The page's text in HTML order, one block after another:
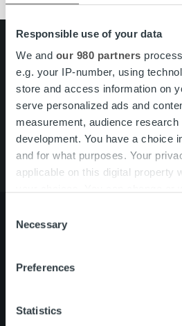
Responsible use of your data
We and our 980 partners
e.g. your IP-number, using
store and access information on
serve personalized ads and
measurement, audience
development. You have a choice
and for what purposes. Your
applicable on this digital property
the Privacy trigger icon.
Find out more about how your
and set your preferences in the
We use cookies to personalise
provide social media features
Selection
Necessary
Preferences
Statistics
Pikalinkit
Ura
Palvelut
Tietoa
Search for: